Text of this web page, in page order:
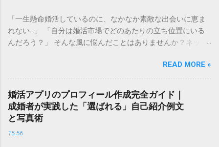
「一生懸命婚活しているのに、なかなか素敵な出会いに恵ま
れない…」 「自分は婚活市場でどのあたりの立ち位置にいる
んだろう？」 そんな風に悩んだことはありませんか？ネット
くるようで怖いと感じる方も多いかもしれません。しかし、
自分の現在の立ち位置を客観的に把握することは、決して自
分を否定することではありません。 むしろ、今の自分の「市
場価値」を正しく理解することは、最短ルートで幸せな結婚
を掴み取るための 強力な武器 になります。 この記事では、
婚活ランク表の仕組みや評価基準を詳しく解説し、自分のラ
ンクを知った上でどのように戦略を立てれば良いのか、具体
READ MORE »
婚活アプリのプロフィール作成完全ガイド｜
成婚者が実践した「選ばれる」自己紹介例文
と写真術
15:56